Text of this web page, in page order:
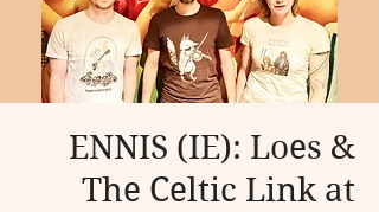
ENNIS (IE): Loes &
The Celtic Link at